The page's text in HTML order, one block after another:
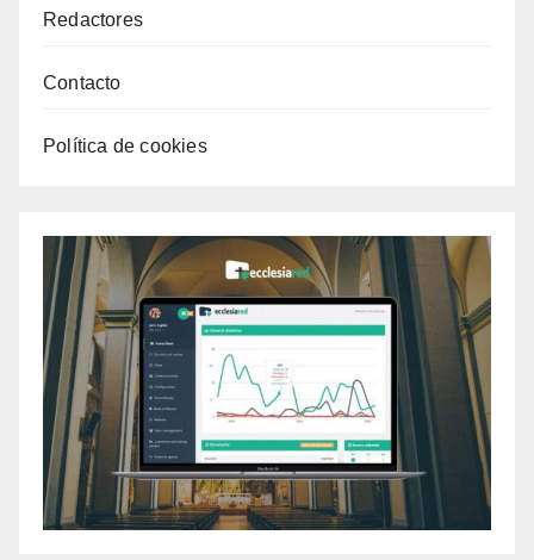
Redactores
Contacto
Política de cookies